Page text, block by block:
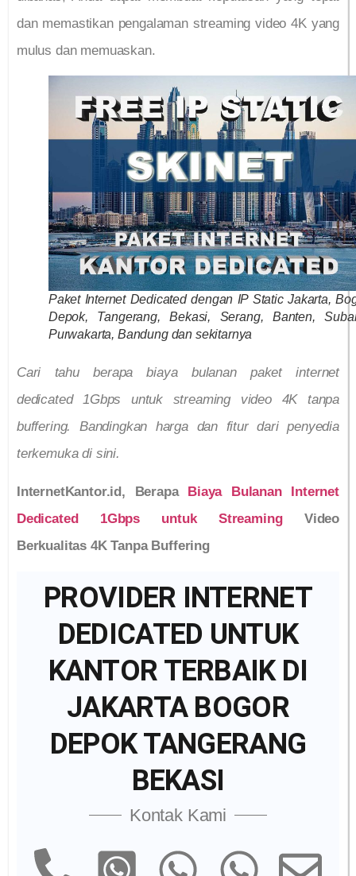
dan memastikan pengalaman streaming video 4K yang
mulus dan memuaskan.
Paket Internet Dedicated dengan IP Static Jakarta,
Depok, Tangerang, Bekasi, Serang, Banten,
Purwakarta, Bandung dan sekitarnya
Cari tahu berapa biaya bulanan paket internet
dedicated 1Gbps untuk streaming video 4K tanpa
buffering. Bandingkan harga dan fitur dari penyedia
terkemuka di sini.
InternetKantor.id, Berapa Biaya Bulanan Internet
Dedicated 1Gbps untuk StreamingVideo
Berkualitas 4K Tanpa Buffering
PROVIDER INTERNET
DEDICATED UNTUK
KANTOR TERBAIK DI
JAKARTA BOGOR
DEPOK TANGERANG
BEKASI
Kontak Kami